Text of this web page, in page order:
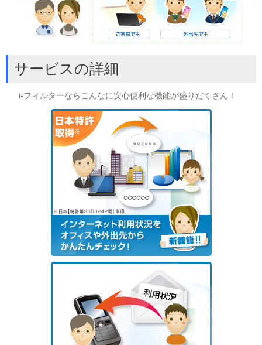
サービスの詳細
i-フィルターならこんなに安心便利な機能が盛りだくさん！